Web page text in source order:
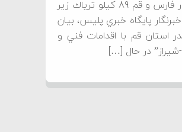
جانشين فرمانده انتظامي استان گفت: در عمليات مشترك پليس مبارزه با مواد مخدر فارس و قم 89 كيلو ترياك زير
پايگاه خبري پليس، بيان
استان قم با اقدامات فني و
در حال […]